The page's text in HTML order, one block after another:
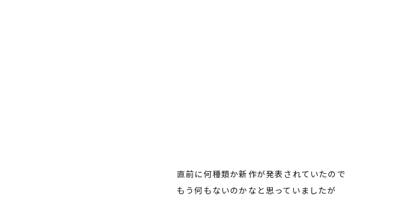
直前に何種類か新作が発表されていたので
もう何もないのかなと思っていましたが